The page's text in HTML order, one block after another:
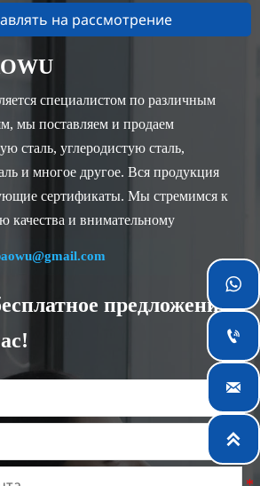
на рассмотрение
специалистом по различным
мы поставляем и продаем
сталь, углеродистую сталь,
и многое другое. Вся продукция
сертификаты. Мы стремимся к
качества и внимательному
ваши требования и обеспечить
в городе Уси, провинция
крупнейшим центром
проектах по электротехнической
стандартами
стали, такими как CE, SGS и
предложение



